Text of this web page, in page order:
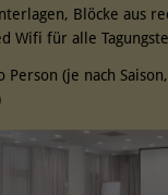
Blöcke aus
Wifi für alle
Person (je nach